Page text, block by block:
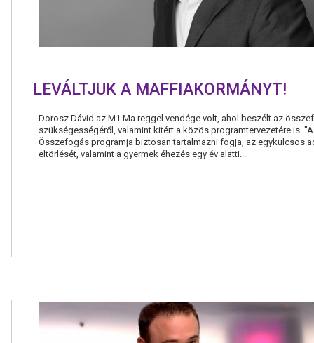
LEVÁLTJUK A MAFFIAKORMÁNYT!
Dorosz Dávid az M1 Ma reggel vendége volt, ahol beszélt az
szükségességéről, valamint kitért a közös programtervezetére is.
Összefogás programja biztosan tartalmazni fogja, az egykulcsos
eltörlését, valamint a gyermek éhezés egy év alatti...